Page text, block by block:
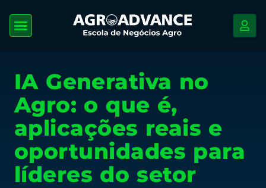
IA Generativa no
Agro: o que é,
aplicações reais e
oportunidades para
líderes do setor